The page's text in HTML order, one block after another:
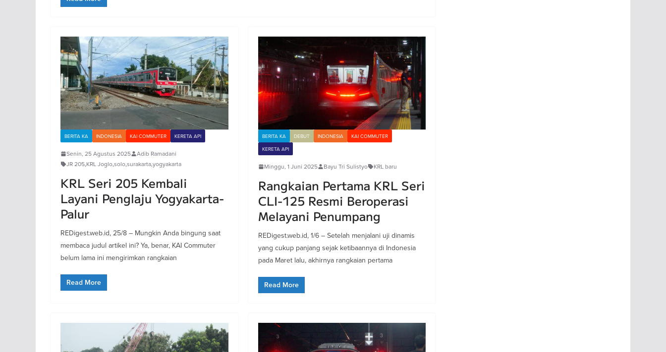
BERITA KA INDONESIA KAI COMMUTER KERETA API
Senin, 25 Agustus 2025
Adib Ramadani
JR 205,KRL Joglo,solo,surakarta,yogyakarta
KRL Seri 205 Kembali
Layani Penglaju Yogyakarta-
Palur
REDigest.web.id, 25/8 – Mungkin Anda bingung saat
membaca judul artikel ini? Ya, benar, KAI Commuter
belum lama ini mengirimkan rangkaian
Read More
BERITA KA DEBUT INDONESIA
KAI COMMUTER
KERETA API
Minggu, 1 Juni 2025 Bayu Tri Sulistyo KRL baru
Rangkaian Pertama KRL Seri
CLI-125 Resmi Beroperasi
Melayani Penumpang
REDigest.web.id, 1/6 – Setelah menjalani uji dinamis
yang cukup panjang sejak ketibaannya di Indonesia
pada Maret lalu, akhirnya rangkaian pertama
Read More